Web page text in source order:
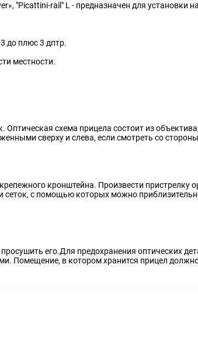
"Picattini-rail" L - предназначен для установки на
до плюс 3 дптр.
местности.
схема прицела состоит из объектива,
сверху и слева, если смотреть со
кронштейна. Произвести пристрелку
сеток, с помощью которых можно
его.Для предохранения оптических
Помещение, в котором хранится прицел